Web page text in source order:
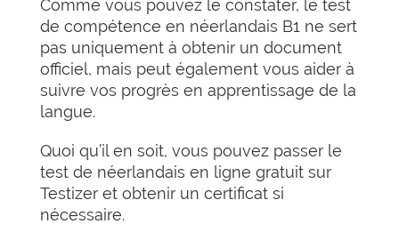
Comme vous pouvez le constater, le test
de compétence en néerlandais B1 ne sert
pas uniquement à obtenir un document
officiel, mais peut également vous aider à
suivre vos progrès en apprentissage de la
langue.
Quoi qu’il en soit, vous pouvez passer le
test de néerlandais en ligne gratuit sur
Testizer et obtenir un certificat si
nécessaire.